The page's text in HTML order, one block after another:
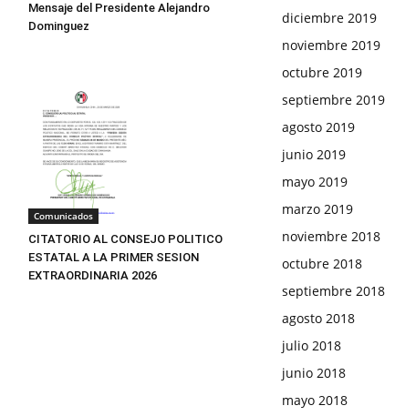
Mensaje del Presidente Alejandro
Dominguez
Comunicados
CITATORIO AL CONSEJO POLITICO
ESTATAL A LA PRIMER SESION
EXTRAORDINARIA 2026
diciembre 2019
noviembre 2019
octubre 2019
septiembre 2019
agosto 2019
junio 2019
mayo 2019
marzo 2019
noviembre 2018
octubre 2018
septiembre 2018
agosto 2018
julio 2018
junio 2018
mayo 2018